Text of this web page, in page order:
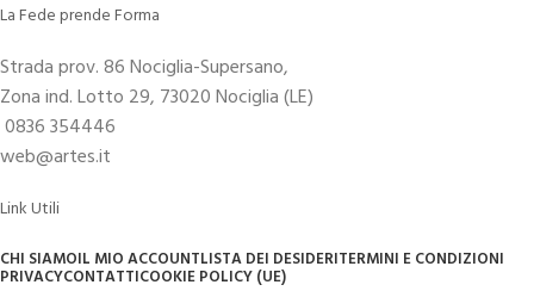
La Fede prende Forma
Strada prov. 86 Nociglia-Supersano,
Zona ind. Lotto 29, 73020 Nociglia (LE)
0836 354446
web@artes.it
Link Utili
CHI SIAMOIL MIO ACCOUNTLISTA DEI DESIDERITERMINI E CONDIZIONI
PRIVACYCONTATTICOOKIE POLICY (UE)